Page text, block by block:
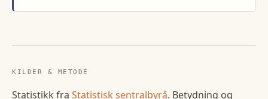
KILDER & METODE
Statistikk fra Statistisk sentralbyrå. Betydning og